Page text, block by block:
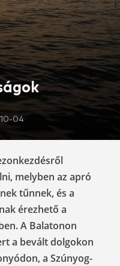
04
melyben az apró
tűnnek, és a
érezhető a
A Balatonon
a bevált dolgokon
a Szúnyog-